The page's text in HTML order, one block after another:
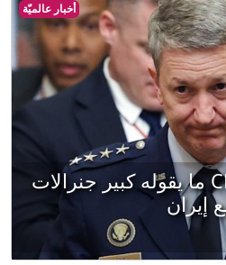
أخبار عالميّة
مصادر تكشف لـCNN ما يقوله كبير جنرالات
إيران